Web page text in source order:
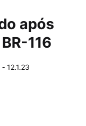
após
116
- 12.1.23